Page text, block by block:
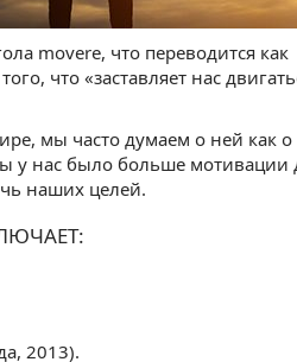
movere, что переводится
что «заставляет нас
мы часто думаем о ней как о
у нас было больше мотивации
наших целей.
2013).